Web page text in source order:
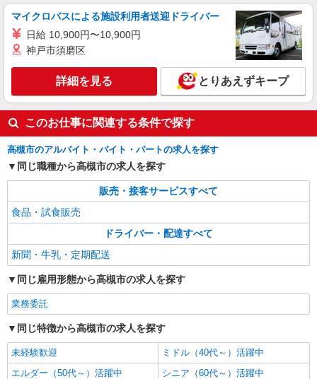
マイクロバスによる施設利用者送迎ドライバー
日給 10,900円〜10,900円
神戸市須磨区
詳細を見る とりあえずキープ
このお仕事に関連する条件で探す
高槻市のアルバイト・バイト・パートの求人を探す
同じ職種から高槻市の求人を探す
販売・接客サービスすべて
食品・試食販売
ドライバー・配達すべて
新聞・牛乳・定期配送
同じ雇用形態から高槻市の求人を探す
業務委託
同じ特徴から高槻市の求人を探す
未経験歓迎
ミドル（40代～）活躍中
エルダー（50代～）活躍中
シニア（60代～）活躍中